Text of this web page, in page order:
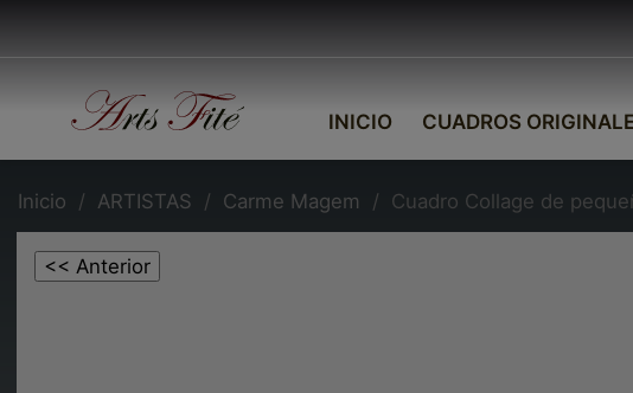
INICIO CUADROS
Inicio ARTISTAS Carme Magem Cuadro Collage de